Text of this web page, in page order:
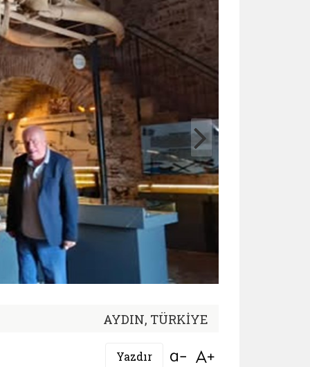
AYDIN, TÜRKİYE
Yazdır Bağlantıyı aç